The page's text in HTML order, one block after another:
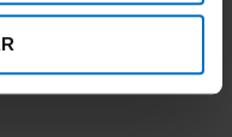
con foam 305